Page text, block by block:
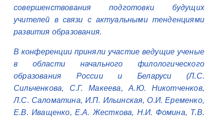
совершенствования подготовки будущих
учителей в связи с актуальными тенденциями
развития образования.
В конференции приняли участие ведущие ученые
в области начального филологического
образования России и Беларуси (Л.С.
Сильченкова, С.Г. Макеева, А.Ю. Никотченков,
Л.С. Саломатина, И.П. Ильинская, О.И. Еременко,
Е.В. Иващенко, Е.А. Жесткова, Н.И. Фомина, Т.В.